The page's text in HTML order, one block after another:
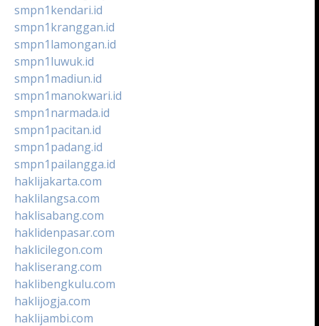
smpn1kendari.id
smpn1kranggan.id
smpn1lamongan.id
smpn1luwuk.id
smpn1madiun.id
smpn1manokwari.id
smpn1narmada.id
smpn1pacitan.id
smpn1padang.id
smpn1pailangga.id
haklijakarta.com
haklilangsa.com
haklisabang.com
haklidenpasar.com
haklicilegon.com
hakliserang.com
haklibengkulu.com
haklijogja.com
haklijambi.com